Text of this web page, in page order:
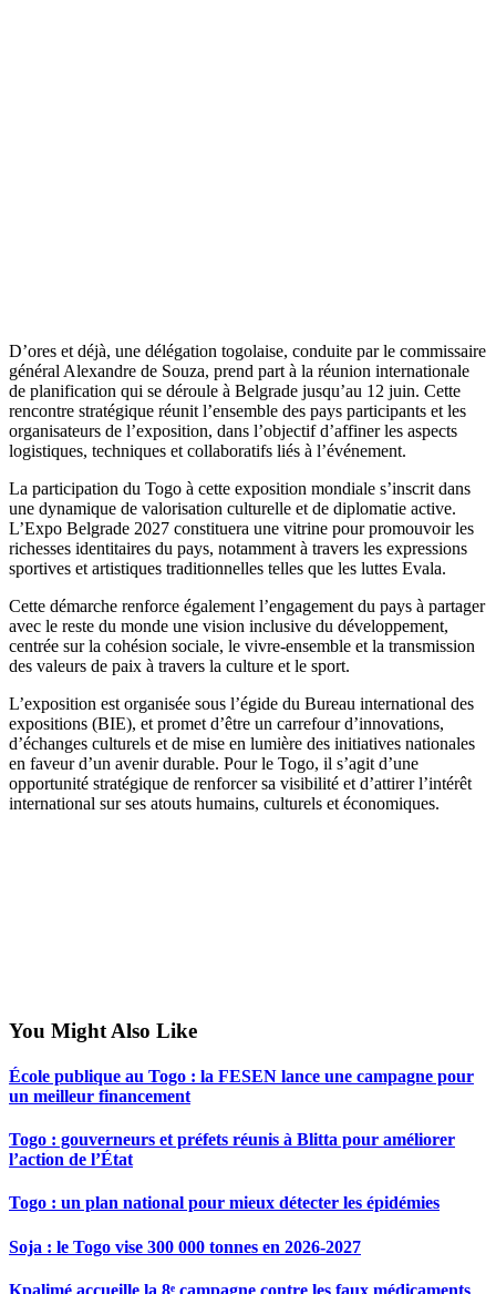
D’ores et déjà, une délégation togolaise, conduite par le commissaire
général Alexandre de Souza, prend part à la réunion internationale
de planification qui se déroule à Belgrade jusqu’au 12 juin. Cette
rencontre stratégique réunit l’ensemble des pays participants et les
organisateurs de l’exposition, dans l’objectif d’affiner les aspects
logistiques, techniques et collaboratifs liés à l’événement.
La participation du Togo à cette exposition mondiale s’inscrit dans
une dynamique de valorisation culturelle et de diplomatie active.
L’Expo Belgrade 2027 constituera une vitrine pour promouvoir les
richesses identitaires du pays, notamment à travers les expressions
sportives et artistiques traditionnelles telles que les luttes Evala.
Cette démarche renforce également l’engagement du pays à partager
avec le reste du monde une vision inclusive du développement,
centrée sur la cohésion sociale, le vivre-ensemble et la transmission
des valeurs de paix à travers la culture et le sport.
L’exposition est organisée sous l’égide du Bureau international des
expositions (BIE), et promet d’être un carrefour d’innovations,
d’échanges culturels et de mise en lumière des initiatives nationales
en faveur d’un avenir durable. Pour le Togo, il s’agit d’une
opportunité stratégique de renforcer sa visibilité et d’attirer l’intérêt
international sur ses atouts humains, culturels et économiques.
You Might Also Like
École publique au Togo : la FESEN lance une campagne pour
un meilleur financement
Togo : gouverneurs et préfets réunis à Blitta pour améliorer
l’action de l’État
Togo : un plan national pour mieux détecter les épidémies
Soja : le Togo vise 300 000 tonnes en 2026-2027
Kpalimé accueille la 8ᵉ campagne contre les faux médicaments